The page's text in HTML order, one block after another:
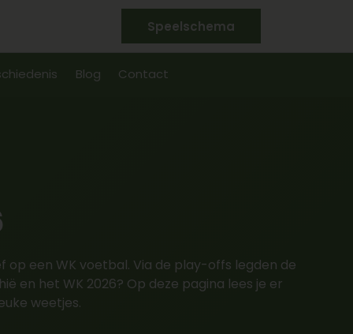
Speelschema
Blog Contact
een WK voetbal. Via de play-offs legden de
en het WK 2026? Op deze pagina lees je er
weetjes.